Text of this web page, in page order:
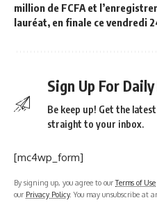
million de FCFA et
lauréat, en finale ce vendredi
Sign Up For
Be keep up! Get the
straight to your inbox.
[mc4wp_form]
By signing up, you agree to ourTerms of Use
our Privacy Policy. You may unsubscribe at